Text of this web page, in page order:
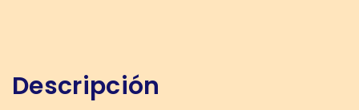
Descripción